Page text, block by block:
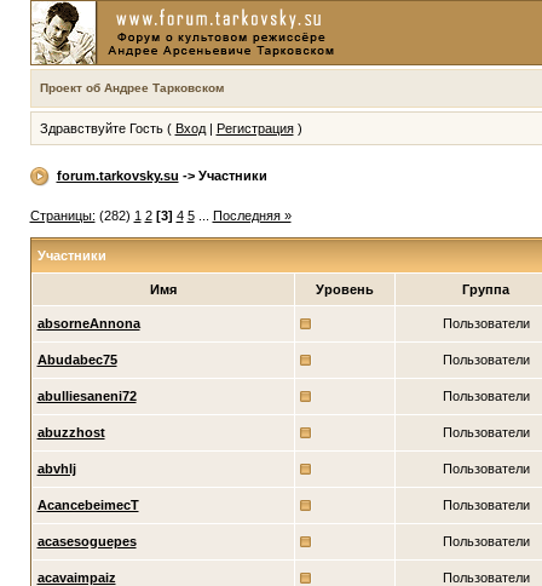
Проект об Андрее Тарковском
Здравствуйте Гость ( Вход| Регистрация)
forum.tarkovsky.su -> Участники
Страницы: (282) 1 2 [3] 4 5... Последняя »
Участники
Имя Уровень Группа
absorneAnnona Пользователи
Abudabec75 Пользователи
abulliesaneni72 Пользователи
abuzzhost Пользователи
abvhlj Пользователи
AcancebeimecT Пользователи
acasesoguepes Пользователи
acavaimpaiz Пользователи